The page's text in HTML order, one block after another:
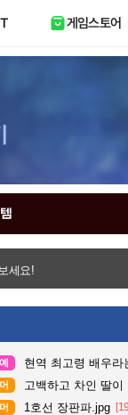
게임스토어
세요!
현역 최고령 배우라
고백하고 차인 딸이
1호선 장판파.jpg